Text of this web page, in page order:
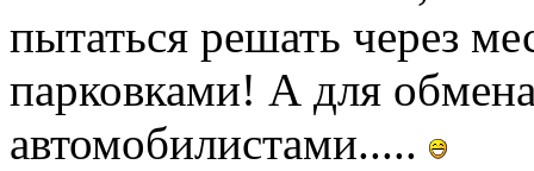
пытаться решать через
парковками! А для
автомобилистами.....